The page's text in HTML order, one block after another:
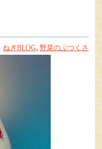
ねぎBLOG, 野菜のぶつくさ